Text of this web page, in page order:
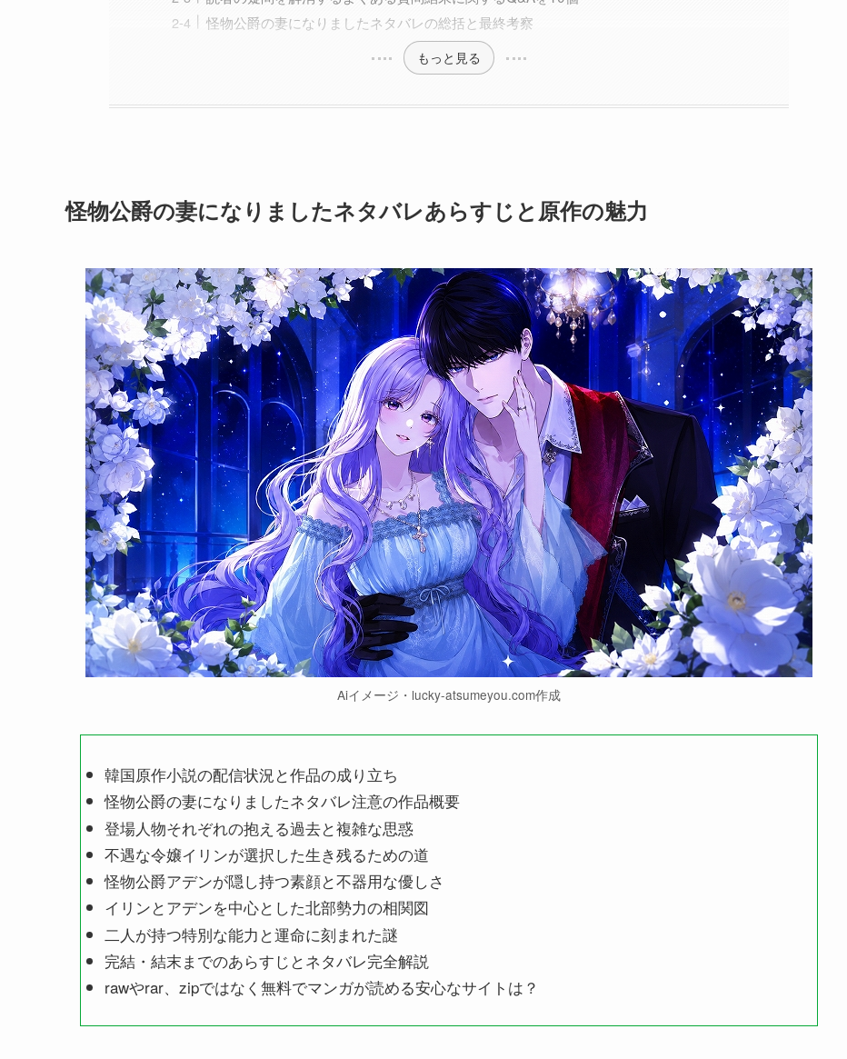
怪物公爵の妻になりましたネタバレの総括と最終考察
もっと見る
怪物公爵の妻になりましたネタバレあらすじと原作の魅力
Aiイメージ・lucky-atsumeyou.com作成
韓国原作小説の配信状況と作品の成り立ち
怪物公爵の妻になりましたネタバレ注意の作品概要
登場人物それぞれの抱える過去と複雑な思惑
不遇な令嬢イリンが選択した生き残るための道
怪物公爵アデンが隠し持つ素顔と不器用な優しさ
イリンとアデンを中心とした北部勢力の相関図
二人が持つ特別な能力と運命に刻まれた謎
完結・結末までのあらすじとネタバレ完全解説
rawやrar、zipではなく無料でマンガが読める安心なサイトは？